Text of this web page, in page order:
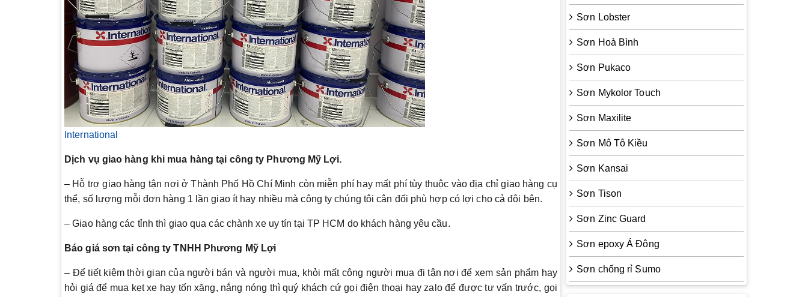
International
Dịch vụ giao hàng khi mua hàng tại công ty Phương Mỹ Lợi.
– Hỗ trợ giao hàng tận nơi ở Thành Phố Hồ Chí Minh còn miễn phí hay mất phí tùy thuộc vào địa chỉ giao hàng cụ
thể, số lượng mỗi đơn hàng 1 lần giao ít hay nhiều mà công ty chúng tôi cân đối phù hợp có lợi cho cả đôi bên.
– Giao hàng các tỉnh thì giao qua các chành xe uy tín tại TP HCM do khách hàng yêu cầu.
Báo giá sơn tại công ty TNHH Phương Mỹ Lợi
– Để tiết kiệm thời gian của người bán và người mua, khỏi mất công người mua đi tận nơi để xem sản phẩm hay
hỏi giá để mua kẹt xe hay tốn xăng, nắng nóng thì quý khách cứ gọi điện thoại hay zalo để được tư vấn trước, gọi
Sơn Lobster
Sơn Hoà Bình
Sơn Pukaco
Sơn Mykolor Touch
Sơn Maxilite
Sơn Mô Tô Kiều
Sơn Kansai
Sơn Tison
Sơn Zinc Guard
Sơn epoxy Á Đông
Sơn chống rỉ Sumo